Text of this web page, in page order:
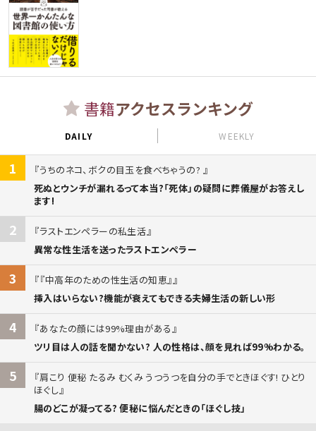
書籍アクセスランキング
DAILY WEEKLY
1
うちのネコ、ボクの目玉を食べちゃうの?
死ぬとウンチが漏れるって本当?「死体」の疑問に葬儀屋がお答えし
ます!
2
ラストエンペラーの私生活
異常な性生活を送ったラストエンペラー
3
『中高年のための性生活の知恵』
挿入はいらない?機能が衰えてもできる夫婦生活の新しい形
4
あなたの顔には99%理由がある
ツリ目は人の話を聞かない? 人の性格は、顔を見れば99%わかる。
5
肩こり 便秘 たるみ むくみ うつうつを自分の手でときほぐす! ひとり
ほぐし
腸のどこが凝ってる? 便秘に悩んだときの「ほぐし技」